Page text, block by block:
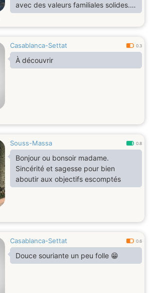
avec des valeurs familiales solides.
Je travaille dans la sécurité et je
mène une vie saine sans tabac ni
arts martiaux, ainsi que la musique,
les sorties à la plage et les festivals.
Casablanca-Settat 0.3
À découvrir
Souss-Massa 0.8
Bonjour ou bonsoir madame.
Sincérité et sagesse pour bien
aboutir aux objectifs escomptés
Casablanca-Settat 0.6
Douce souriante un peu folle 😁